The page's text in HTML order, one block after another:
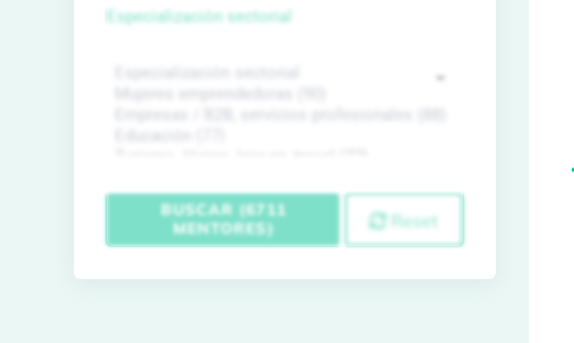
Especialización sectorial
BUSCAR (6711
MENTORES)
Reset